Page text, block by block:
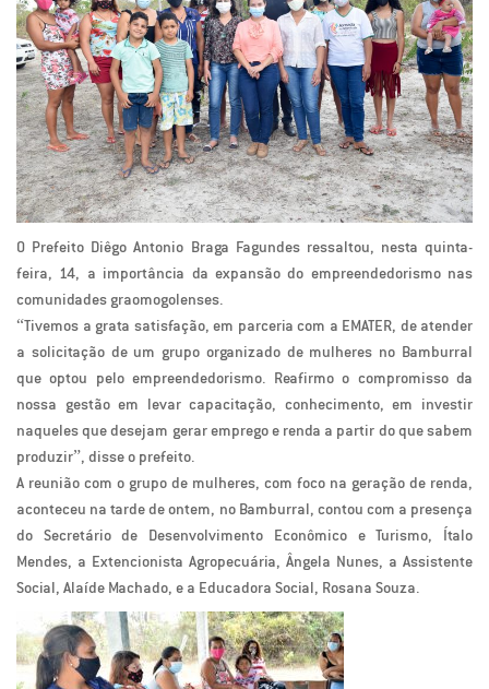
O Prefeito Diêgo Antonio Braga Fagundes ressaltou, nesta quinta-
feira, 14, a importância da expansão do empreendedorismo nas
comunidades graomogolenses.
“Tivemos a grata satisfação, em parceria com a EMATER, de atender
a solicitação de um grupo organizado de mulheres no Bamburral
que optou pelo empreendedorismo. Reafirmo o compromisso da
nossa gestão em levar capacitação, conhecimento, em investir
naqueles que desejam gerar emprego e renda a partir do que sabem
produzir”, disse o prefeito.
A reunião com o grupo de mulheres, com foco na geração de renda,
aconteceu na tarde de ontem, no Bamburral, contou com a presença
do Secretário de Desenvolvimento Econômico e Turismo, Ítalo
Mendes, a Extencionista Agropecuária, Ângela Nunes, a Assistente
Social, Alaíde Machado, e a Educadora Social, Rosana Souza.